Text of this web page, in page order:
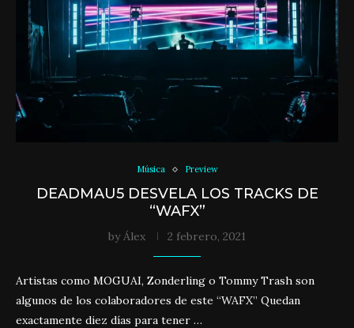
Música Preview
DEADMAU5 DESVELA LOS TRACKS DE
“WAFX”
byÁlex 2 febrero, 2021
Artistas como MOGUAI, Zonderling o Tommy Trash son
algunos de los colaboradores de este “WAFX” Quedan
exactamente diez días para tener …